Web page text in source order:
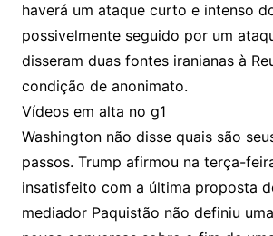
haverá um ataque curto e intenso
possivelmente seguido por um
disseram duas fontes iranianas à
condição de anonimato.
Vídeos em alta no g1
Washington não disse quais são
passos. Trump afirmou na terça-
insatisfeito com a última proposta
mediador Paquistão não definiu